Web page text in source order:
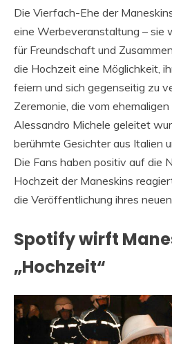
Die Vierfach-Ehe der
eine Werbeveranstaltung – sie
für Freundschaft und
die Hochzeit eine Möglichkeit,
feiern und sich gegenseitig zu
Zeremonie, die vom
Alessandro Michele geleitet
berühmte Gesichter aus Italien
Die Fans haben positiv auf die
Hochzeit der Maneskins
die Veröffentlichung ihres neuen
Spotify wirft
„Hochzeit“